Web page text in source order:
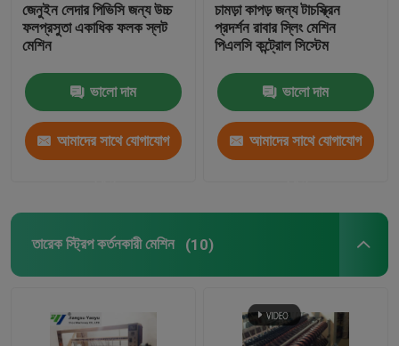
জেনুইন লেদার পিভিসি জন্য উচ্চ
ফলপ্রসুতা একাধিক ফলক স্লট
মেশিন
ভালো দাম
আমাদের সাথে যোগাযোগ
চামড়া কাপড় জন্য টাচস্ক্রিন
প্রদর্শন রাবার স্লিং মেশিন
পিএলসি কন্ট্রোল সিস্টেম
ভালো দাম
আমাদের সাথে যোগাযোগ
তারেক স্ট্রিপ কর্তনকারী মেশিন (10)